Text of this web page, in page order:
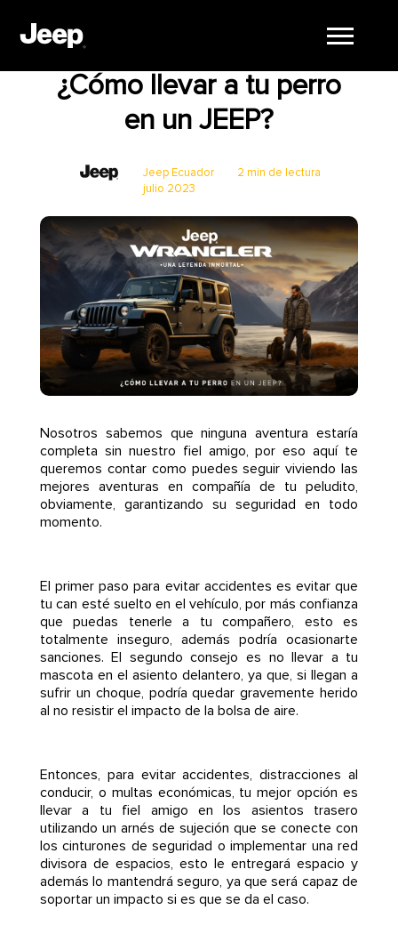
¿Cómo llevar a tu perro
en un JEEP?
Jeep Ecuador
julio 2023
2 min de lectura
Nosotros sabemos que ninguna aventura estaría
completa sin nuestro fiel amigo, por eso aquí te
queremos contar como puedes seguir viviendo las
mejores aventuras en compañía de tu peludito,
obviamente, garantizando su seguridad en todo
momento.
El primer paso para evitar accidentes es evitar que
tu can esté suelto en el vehículo, por más confianza
que puedas tenerle a tu compañero, esto es
totalmente inseguro, además podría ocasionarte
sanciones. El segundo consejo es no llevar a tu
mascota en el asiento delantero, ya que, si llegan a
sufrir un choque, podría quedar gravemente herido
al no resistir el impacto de la bolsa de aire.
Entonces, para evitar accidentes, distracciones al
conducir, o multas económicas, tu mejor opción es
llevar a tu fiel amigo en los asientos trasero
utilizando un arnés de sujeción que se conecte con
los cinturones de seguridad o implementar una red
divisora de espacios, esto le entregará espacio y
además lo mantendrá seguro, ya que será capaz de
soportar un impacto si es que se da el caso.